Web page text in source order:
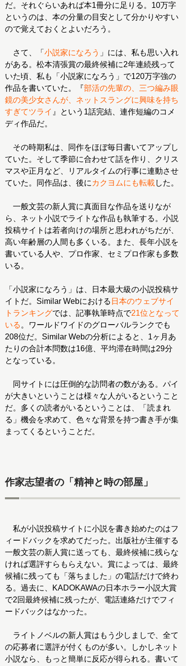
だ。それぐらいあれば本1冊分に足りる。10万字
というのは、本の分量の目安として分かりやすい
ので覚えておくとよいだろう。
さて、「 小説家になろう 」には、私も思い入れ
がある。松本清張賞の最終候補に2年連続残って
いた頃、私も「小説家になろう」で120万字強の
作品を書いていた。『部活の先輩の、三つ編み眼
鏡の美少女さんが、ネットスラングに興味を持ち
すぎてツライ 』という1話完結、連作短編のコメ
ディ作品だ。
その時期私は、同作をほぼ毎日書いてアップし
ていた。そして季節に合わせて話を作り、クリス
マスや正月など、リアルタイムの行事に連動させ
ていた。同作品は、後に カクヨムにも転載した。
一般文芸の新人賞に真面目な作品を送りなが
ら、ネット小説でライトな作品も執筆する。小説
投稿サイトは若者向けの場所と思われがちだが、
高い年齢層の人間も多くいる。また、長年小説を
書いている人や、プロ作家、セミプロ作家も多数
いる。
「小説家になろう」は、日本最大級の小説投稿サ
イトだ。Similar Webにおける 日本のウェブサイ
トランキングでは、記事執筆時点で21位となって
いる 。ワールドワイドのグローバルランクでも
208位だ。Similar Webの分析によると、1ヶ月あ
たりの合計本問数は16億、平均滞在時間は29分
となっている。
同サイトには圧倒的な訪問者の数がある。パイ
が大きいということは様々な人がいるということ
だ。多くの読者がいるということは、「読まれ
る」機会を求めて、色々な背景を持つ書き手が集
まってくるということだ。
作家志望者の「精神と時の部屋」
私が小説投稿サイトに小説を書き始めたのはフ
ィードバックを求めてだった。出版社が主催する
一般文芸の新人賞に送っても、最終候補に残らな
ければ選評すらもらえない。賞によっては、最終
候補に残っても「落ちました」の電話だけで終わ
る。過去に、KADOKAWAの日本ホラー小説大賞
で2回最終候補に残ったが、電話連絡だけでフィ
ードバックはなかった。
ライトノベルの新人賞はもう少しましで、全て
の応募者に選評が付くものが多い。しかしネット
小説なら、もっと簡単に反応が得られる。書いて